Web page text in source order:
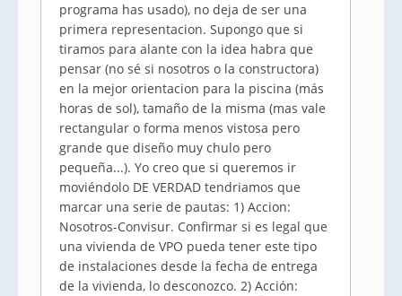
programa has usado), no deja de ser una
primera representacion. Supongo que si
tiramos para alante con la idea habra que
pensar (no sé si nosotros o la constructora)
en la mejor orientacion para la piscina (más
horas de sol), tamaño de la misma (mas vale
rectangular o forma menos vistosa pero
grande que diseño muy chulo pero
pequeña...). Yo creo que si queremos ir
moviéndolo DE VERDAD tendriamos que
marcar una serie de pautas: 1) Accion:
Nosotros-Convisur. Confirmar si es legal que
una vivienda de VPO pueda tener este tipo
de instalaciones desde la fecha de entrega
de la vivienda, lo desconozco. 2) Acción: